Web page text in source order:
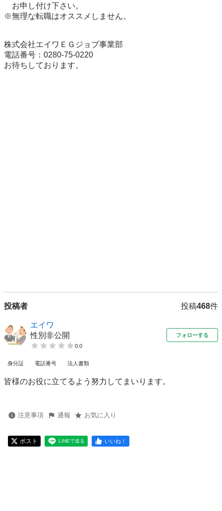
お申し付け下さい。
※無理な転職はオススメしません。
株式会社エイワＥＧジョブ事業部
電話番号：0280-75-0220
お待ちしております。
投稿者 投稿468件
エイワ
性別非公開
0.0
フォローする
身分証 電話番号 法人書類
皆様のお役に立てるよう努力してまいります。
注意事項 通報 お気に入り
ポスト LINEで送る いいね！